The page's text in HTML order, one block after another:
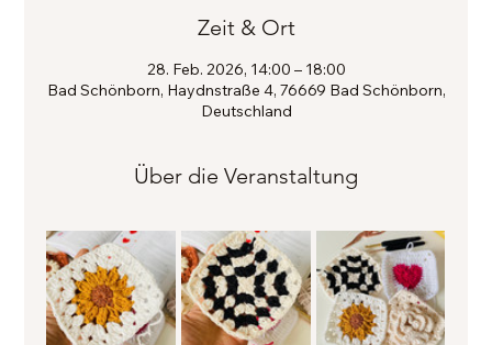
Zeit & Ort
28. Feb. 2026, 14:00 – 18:00
Bad Schönborn, Haydnstraße 4, 76669 Bad Schönborn,
Deutschland
Über die Veranstaltung